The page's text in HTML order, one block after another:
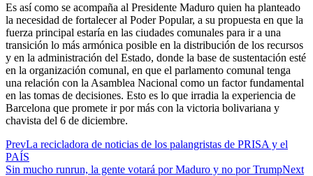
Es así como se acompaña al Presidente Maduro quien ha planteado
la necesidad de fortalecer al Poder Popular, a su propuesta en que la
fuerza principal estaría en las ciudades comunales para ir a una
transición lo más armónica posible en la distribución de los recursos
y en la administración del Estado, donde la base de sustentación esté
en la organización comunal, en que el parlamento comunal tenga
una relación con la Asamblea Nacional como un factor fundamental
en las tomas de decisiones. Esto es lo que irradia la experiencia de
Barcelona que promete ir por más con la victoria bolivariana y
chavista del 6 de diciembre.
PrevLa recicladora de noticias de los palangristas de PRISA y el
PAÍS
Sin mucho runrun, la gente votará por Maduro y no por TrumpNext